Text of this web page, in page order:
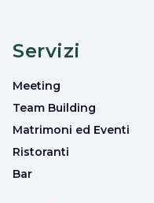
Servizi
Meeting
Team Building
Matrimoni ed Eventi
Ristoranti
Bar